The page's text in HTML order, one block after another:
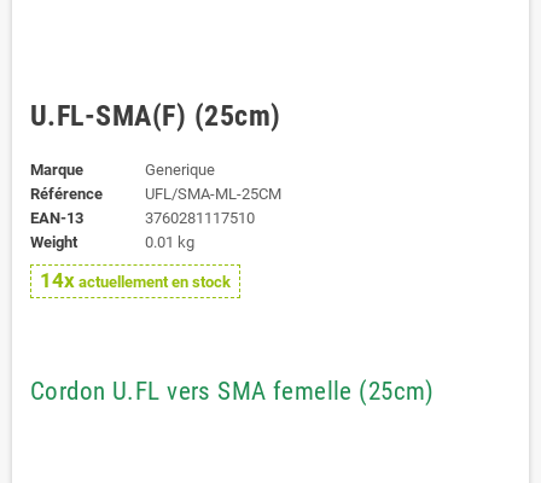
U.FL-SMA(F) (25cm)
Marque
Generique
Référence
UFL/SMA-ML-25CM
EAN-13
3760281117510
Weight
0.01 kg
14x actuellement en stock
Cordon U.FL vers SMA femelle (25cm)